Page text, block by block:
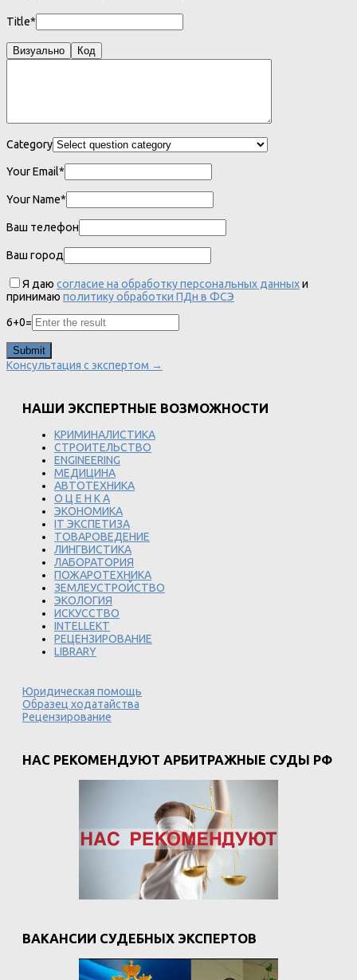
Title*
Визуально Код
Category
Your Email*
Your Name*
Ваш телефон
Ваш город
Я даю согласие на обработку персональных данныхи
принимаю политику обработки ПДн в ФСЭ
6+0=
Консультация с экспертом →
НАШИ ЭКСПЕРТНЫЕ ВОЗМОЖНОСТИ
КРИМИНАЛИСТИКА
СТРОИТЕЛЬСТВО
ENGINEERING
МЕДИЦИНА
АВТОТЕХНИКА
О Ц Е Н К А
ЭКОНОМИКА
IT ЭКСПЕТИЗА
ТОВАРОВЕДЕНИЕ
ЛИНГВИСТИКА
ЛАБОРАТОРИЯ
ПОЖАРОТЕХНИКА
ЗЕМЛЕУСТРОЙСТВО
ЭКОЛОГИЯ
ИСКУССТВО
INTELLEKT
РЕЦЕНЗИРОВАНИЕ
LIBRARY
Юридическая помощь
Образец ходатайства
Рецензирование
НАС РЕКОМЕНДУЮТ АРБИТРАЖНЫЕ СУДЫ РФ
ВАКАНСИИ СУДЕБНЫХ ЭКСПЕРТОВ